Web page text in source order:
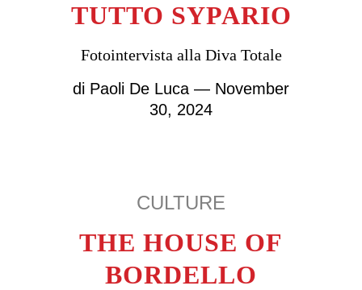
TUTTO SYPARIO
Fotointervista alla Diva Totale
di Paoli De Luca — November
30, 2024
CULTURE
THE HOUSE OF
BORDELLO